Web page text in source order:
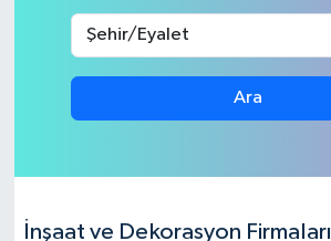
Ara
İnşaat ve Dekorasyon Firmaları